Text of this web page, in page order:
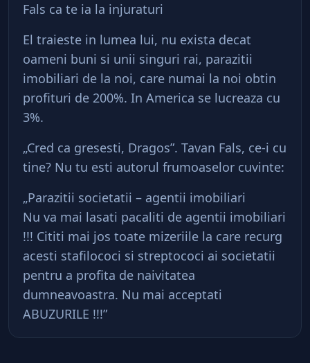
Fals ca te ia la injuraturi
El traieste in lumea lui, nu exista decat
oameni buni si unii singuri rai, parazitii
imobiliari de la noi, care numai la noi obtin
profituri de 200%. In America se lucreaza cu
3%.
„Cred ca gresesti, Dragos”. Tavan Fals, ce-i cu
tine? Nu tu esti autorul frumoaselor cuvinte:
„Parazitii societatii – agentii imobiliari
Nu va mai lasati pacaliti de agentii imobiliari
!!! Cititi mai jos toate mizeriile la care recurg
acesti stafilococi si streptococi ai societatii
pentru a profita de naivitatea
dumneavoastra. Nu mai acceptati
ABUZURILE !!!”